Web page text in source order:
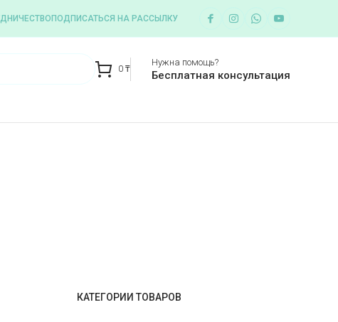
ПОДПИСАТЬСЯ НА РАССЫЛКУ
0 ₸
Нужна помощь?
Бесплатная консультация
КАТЕГОРИИ ТОВАРОВ